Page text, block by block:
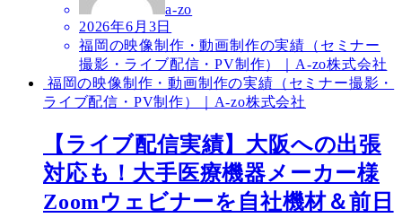
a-zo
2026年6月3日
福岡の映像制作・動画制作の実績（セミナー
撮影・ライブ配信・PV制作）｜A-zo株式会社
福岡の映像制作・動画制作の実績（セミナー撮影・
ライブ配信・PV制作）｜A-zo株式会社
【ライブ配信実績】大阪への出張
対応も！大手医療機器メーカー様
Zoomウェビナーを自社機材＆前日